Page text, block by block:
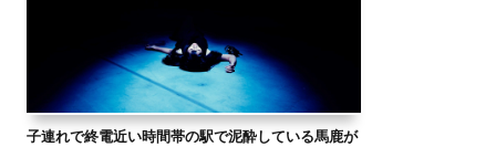
子連れで終電近い時間帯の駅で泥酔している馬鹿が